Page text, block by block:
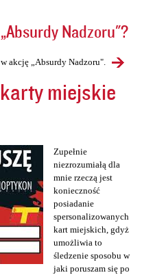
Nadzoru"?
akcję „Absurdy Nadzoru".
miejskie
Zupełnie
niezrozumiałą dla
mnie rzeczą jest
konieczność
posiadanie
spersonalizowanych
kart miejskich, gdyż
umożliwia to
śledzenie sposobu w
jaki poruszam się po